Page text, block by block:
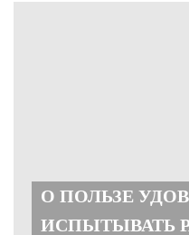
О ПОЛЬЗЕ
ИСПЫТЫВАТЬ